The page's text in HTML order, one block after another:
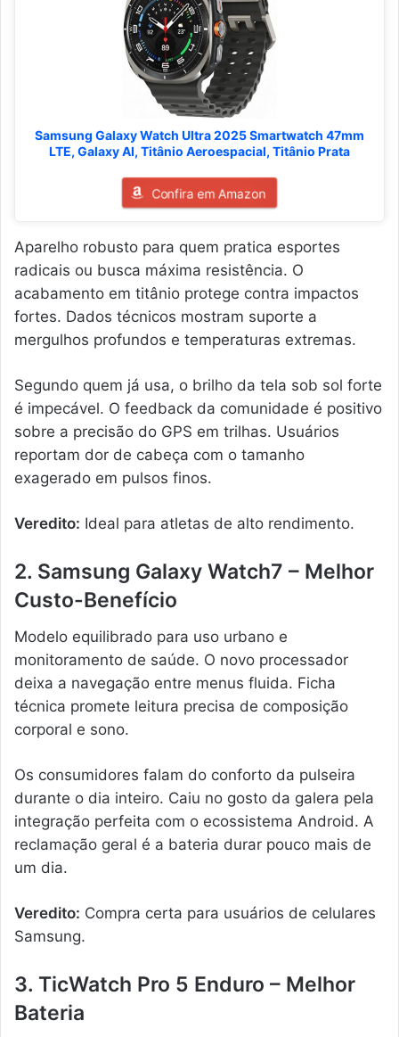
Samsung Galaxy Watch Ultra 2025 Smartwatch 47mm
LTE, Galaxy AI, Titânio Aeroespacial, Titânio Prata
Confira em Amazon
Aparelho robusto para quem pratica esportes
radicais ou busca máxima resistência. O
acabamento em titânio protege contra impactos
fortes. Dados técnicos mostram suporte a
mergulhos profundos e temperaturas extremas.
Segundo quem já usa, o brilho da tela sob sol forte
é impecável. O feedback da comunidade é positivo
sobre a precisão do GPS em trilhas. Usuários
reportam dor de cabeça com o tamanho
exagerado em pulsos finos.
Veredito: Ideal para atletas de alto rendimento.
2. Samsung Galaxy Watch7 – Melhor
Custo-Benefício
Modelo equilibrado para uso urbano e
monitoramento de saúde. O novo processador
deixa a navegação entre menus fluida. Ficha
técnica promete leitura precisa de composição
corporal e sono.
Os consumidores falam do conforto da pulseira
durante o dia inteiro. Caiu no gosto da galera pela
integração perfeita com o ecossistema Android. A
reclamação geral é a bateria durar pouco mais de
um dia.
Veredito: Compra certa para usuários de celulares
Samsung.
3. TicWatch Pro 5 Enduro – Melhor
Bateria